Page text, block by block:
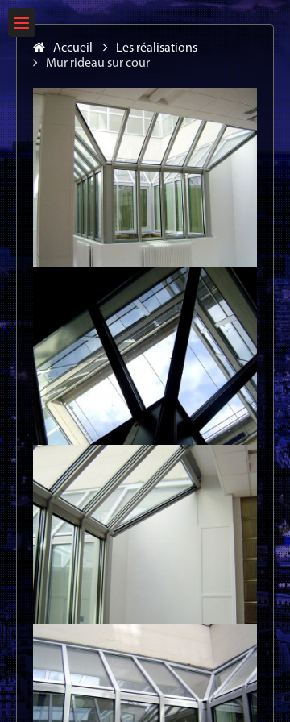
Accueil
Les réalisations
Mur rideau sur cour